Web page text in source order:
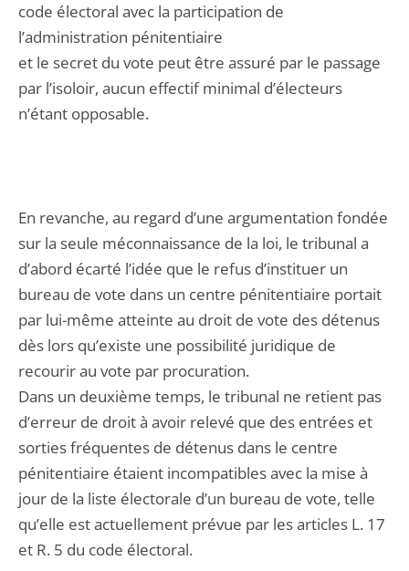
code électoral avec la participation de
l’administration pénitentiaire
et le secret du vote peut être assuré par le passage
par l’isoloir, aucun effectif minimal d’électeurs
n’étant opposable.
En revanche, au regard d’une argumentation fondée
sur la seule méconnaissance de la loi, le tribunal a
d’abord écarté l’idée que le refus d’instituer un
bureau de vote dans un centre pénitentiaire portait
par lui-même atteinte au droit de vote des détenus
dès lors qu’existe une possibilité juridique de
recourir au vote par procuration.
Dans un deuxième temps, le tribunal ne retient pas
d’erreur de droit à avoir relevé que des entrées et
sorties fréquentes de détenus dans le centre
pénitentiaire étaient incompatibles avec la mise à
jour de la liste électorale d’un bureau de vote, telle
qu’elle est actuellement prévue par les articles L. 17
et R. 5 du code électoral.